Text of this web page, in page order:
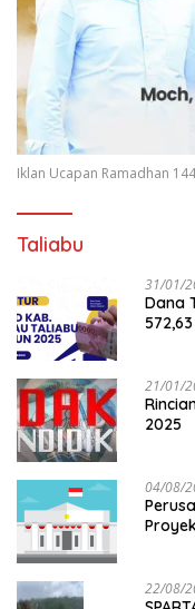
Iklan Ucapan Ramadhan
Taliabu
31/01/
Dana
21/01/
2025
04/08/
22/08/